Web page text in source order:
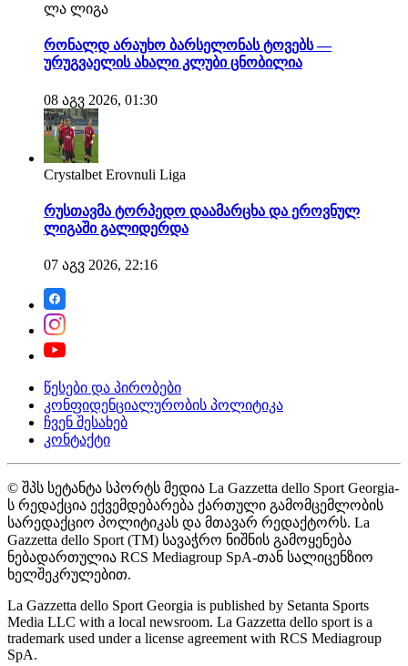
ლა ლიგა
რონალდ არაუხო ბარსელონას ტოვებს —
ურუგვაელის ახალი კლუბი ცნობილია
08 აგვ 2026, 01:30
Crystalbet Erovnuli Liga
რუსთავმა ტორპედო დაამარცხა და ეროვნულ
ლიგაში გალიდერდა
07 აგვ 2026, 22:16
წესები და პირობები
კონფიდენციალურობის პოლიტიკა
ჩვენ შესახებ
კონტაქტი
© შპს სეტანტა სპორტს მედია La Gazzetta dello Sport Georgia-
ს რედაქცია ექვემდებარება ქართული გამომცემლობის
სარედაქციო პოლიტიკას და მთავარ რედაქტორს. La
Gazzetta dello Sport (TM) სავაჭრო ნიშნის გამოყენება
ნებადართულია RCS Mediagroup SpA-თან სალიცენზიო
ხელშეკრულებით.
La Gazzetta dello Sport Georgia is published by Setanta Sports
Media LLC with a local newsroom. La Gazzetta dello sport is a
trademark used under a license agreement with RCS Mediagroup
SpA.